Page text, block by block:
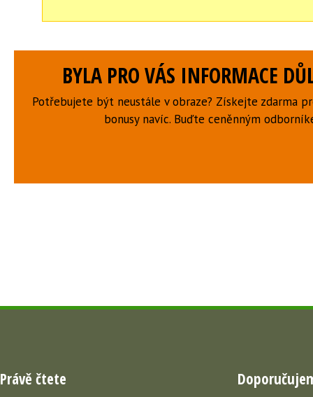
BYLA PRO VÁS INFORMACE
Potřebujete být neustále v obraze? Získejte zdarma
bonusy navíc. Buďte ceněnným
Právě čtete